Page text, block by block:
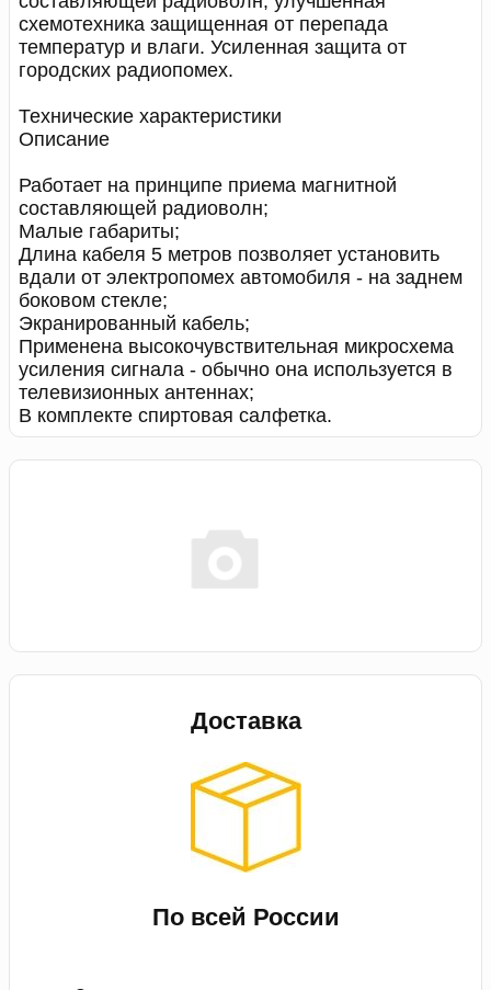
схемотехника защищенная от перепада
температур и влаги. Усиленная защита от
городских радиопомех.
Технические характеристики
Описание
Работает на принципе приема магнитной
составляющей радиоволн;
Малые габариты;
Длина кабеля 5 метров позволяет установить
вдали от электропомех автомобиля - на заднем
боковом стекле;
Экранированный кабель;
Применена высокочувствительная микросхема
усиления сигнала - обычно она используется в
телевизионных антеннах;
В комплекте спиртовая салфетка.
Доставка
По всей России